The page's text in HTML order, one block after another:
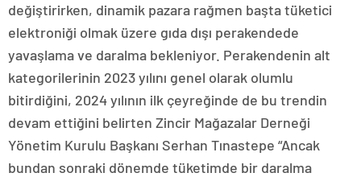
değiştirirken, dinamik pazara rağmen başta tüketici
elektroniği olmak üzere gıda dışı perakendede
yavaşlama ve daralma bekleniyor. Perakendenin alt
kategorilerinin 2023 yılını genel olarak olumlu
bitirdiğini, 2024 yılının ilk çeyreğinde de bu trendin
devam ettiğini belirten Zincir Mağazalar Derneği
Yönetim Kurulu Başkanı Serhan Tınastepe “Ancak
bundan sonraki dönemde tüketimde bir daralma